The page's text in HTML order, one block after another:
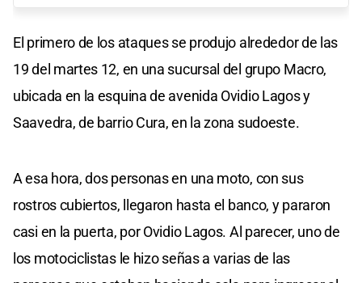
El primero de los ataques se produjo alrededor de las
19 del martes 12, en una sucursal del grupo Macro,
ubicada en la esquina de avenida Ovidio Lagos y
Saavedra, de barrio Cura, en la zona sudoeste.
A esa hora, dos personas en una moto, con sus
rostros cubiertos, llegaron hasta el banco, y pararon
casi en la puerta, por Ovidio Lagos. Al parecer, uno de
los motociclistas le hizo señas a varias de las